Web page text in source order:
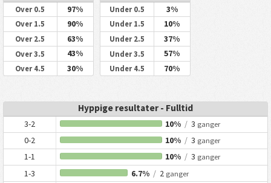
Over 0.5 97%
Over 1.5 90%
Over 2.5 63%
Over 3.5 43%
Over 4.5 30%
Under 0.5 3%
Under 1.5 10%
Under 2.5 37%
Under 3.5 57%
Under 4.5 70%
Hyppige resultater - Fulltid
3-2 10% / 3 ganger
0-2 10% / 3 ganger
1-1 10% / 3 ganger
1-3 6.7% /2 ganger